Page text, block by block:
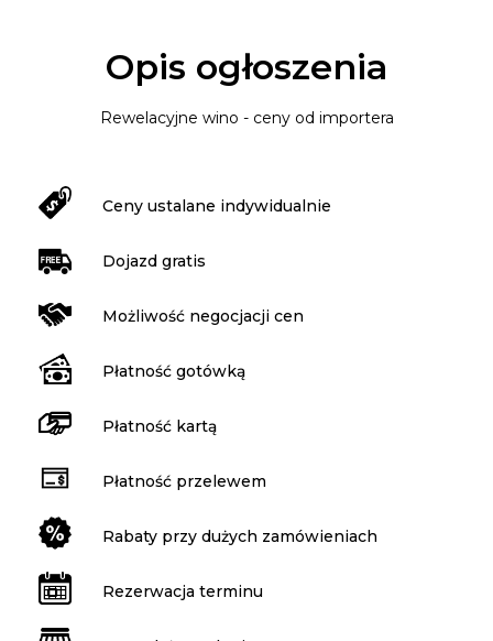
Opis ogłoszenia
Rewelacyjne wino - ceny od importera
Ceny ustalane indywidualnie
Dojazd gratis
Możliwość negocjacji cen
Płatność gotówką
Płatność kartą
Płatność przelewem
Rabaty przy dużych zamówieniach
Rezerwacja terminu